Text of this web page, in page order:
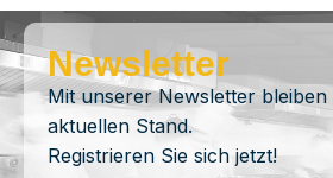
Newsletter
Mit unserer Newsletter bleiben
aktuellen Stand.
Registrieren Sie sich jetzt!